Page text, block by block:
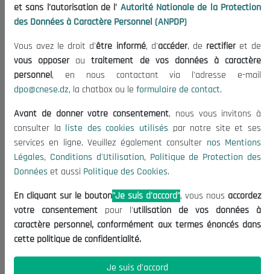
Publications
Calls for Tenders and Consultations
Legal Notices
Terms of Use
Data Protection Policy
Cookie Policy
Contact US
(+213) 021 98 01 00|01|02
contact@cnese.dz
Suggestions or Initiatives?
Newsletter
Inscrivez-vous, soyez le premier à découvrir nos
et sans l'autorisation de l' Autorité Nationale de la Protection
des Données à Caractère Personnel (ANPDP)
Vous avez le droit d'être informé, d'accéder, de rectifieret de
vous opposerautraitement de vos données à caractère
personnel, en nous contactant via l'adresse e-mail
dpo@cnese.dz, la chatbox ou le formulaire de contact.
Avant de donner votre consentement, nous vous invitons à
consulter la liste des cookies utilisés par notre site et ses
services en ligne. Veuillez également consulter nos Mentions
Légales, Conditions d'Utilisation, Politique de Protection des
Données et aussi Politique des Cookies.
En cliquant sur le bouton"Je suis d'accord", vous nous accordez
votre consentement pour l'utilisation de vos données à
caractère personnel, conformément aux termes énoncés dans
cette politique de confidentialité.
Je suis d'accord